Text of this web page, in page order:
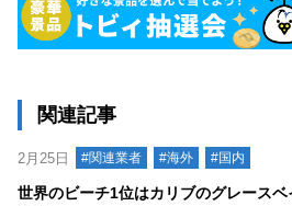
関連記事
2月25日 #関連業者 #海外 #国内
世界のビーチ1位はカリブのグレース